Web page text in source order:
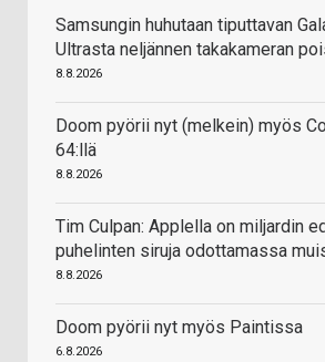
Samsungin huhutaan tiputtavan
Ultrasta neljännen takakameran
8.8.2026
Doom pyörii nyt (melkein) myös
64:llä
8.8.2026
Tim Culpan: Applella on miljardin
puhelinten siruja odottamassa
8.8.2026
Doom pyörii nyt myös Paintissa
6.8.2026